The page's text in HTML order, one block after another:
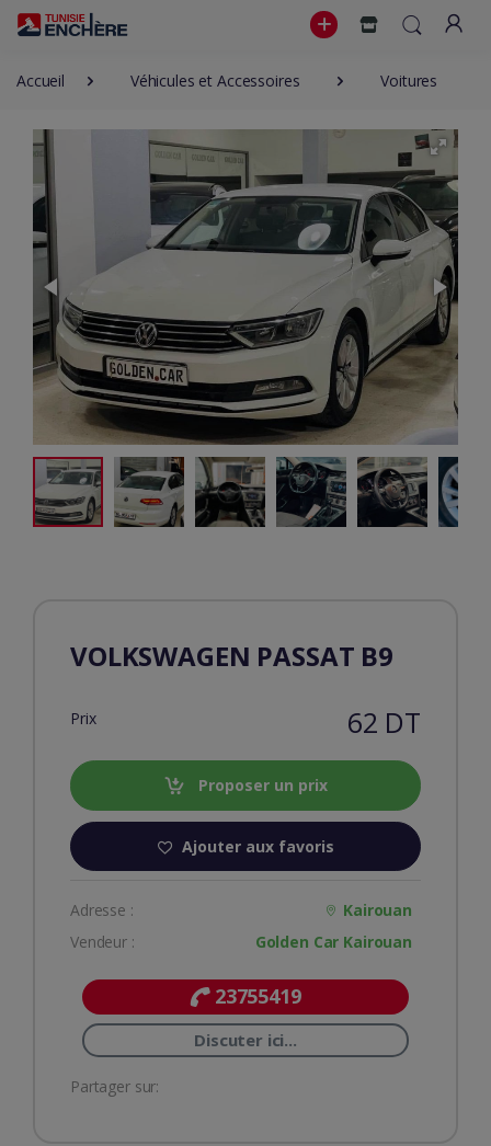
Accueil Véhicules et Accessoires Voitures
VOLKSWAGEN PASSAT B9
Prix 62 DT
Proposer un prix
Ajouter aux favoris
Adresse :
Kairouan
Vendeur :
Golden Car Kairouan
23755419
Discuter ici...
Partager sur: